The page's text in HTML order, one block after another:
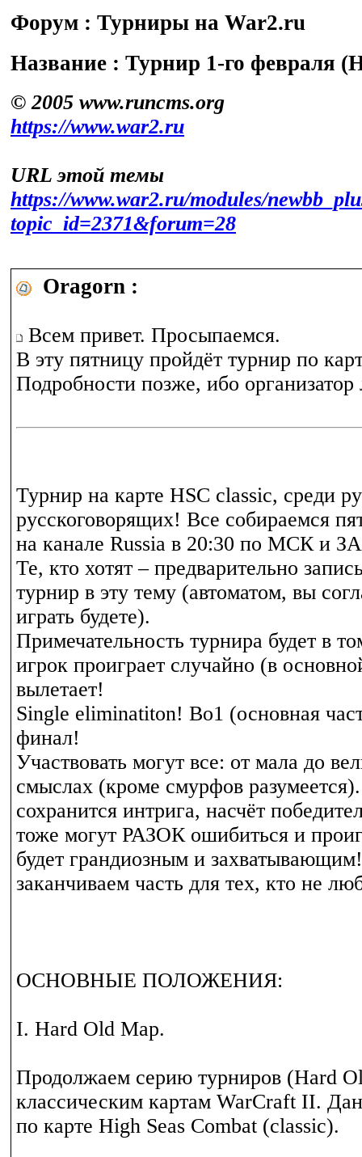
Форум : Турниры на War2.ru
Название : Турнир 1-го февраля
© 2005 www.runcms.org
https://www.war2.ru
URL этой темы
https://www.war2.ru/modules/
topic_id=2371&forum=28
Oragorn :
Всем привет. Просыпаемся.
В эту пятницу пройдёт турнир по
Подробности позже, ибо организатор
Турнир на карте HSC classic, среди
русскоговорящих! Все собираемся
на канале Russia в 20:30 по МСК
Те, кто хотят – предварительно
турнир в эту тему (автоматом, вы
играть будете).
Примечательность турнира будет в
игрок проиграет случайно (в
вылетает!
Single eliminatiton! Bo1 (основная
финал!
Участвовать могут все: от мала до
смыслах (кроме смурфов
сохранится интрига, насчёт
тоже могут РАЗОК ошибиться и
будет грандиозным и
заканчиваем часть для тех, кто не
ОСНОВНЫЕ ПОЛОЖЕНИЯ:
I. Hard Old Map.
Продолжаем серию турниров (Hard
классическим картам WarCraft II.
по карте High Seas Combat (classic).